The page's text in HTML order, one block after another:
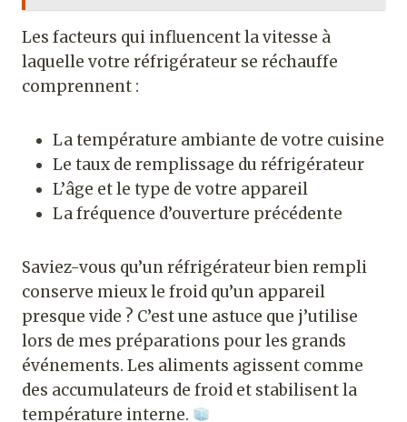
Les facteurs qui influencent la vitesse à
laquelle votre réfrigérateur se réchauffe
comprennent :
La température ambiante de votre cuisine
Le taux de remplissage du réfrigérateur
L’âge et le type de votre appareil
La fréquence d’ouverture précédente
Saviez-vous qu’un réfrigérateur bien rempli
conserve mieux le froid qu’un appareil
presque vide ? C’est une astuce que j’utilise
lors de mes préparations pour les grands
événements. Les aliments agissent comme
des accumulateurs de froid et stabilisent la
température interne.